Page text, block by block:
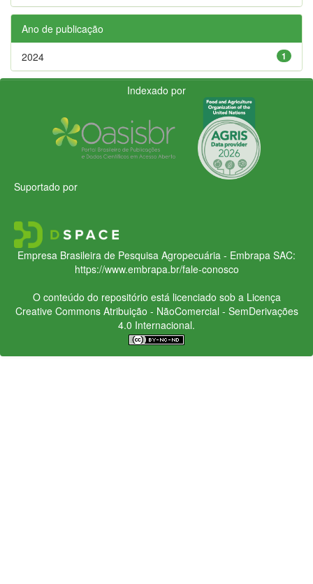
Ano de publicação
1
2024
Indexado por
Suportado por
Empresa Brasileira de Pesquisa Agropecuária - Embrapa SAC:
https://www.embrapa.br/fale-conosco
O conteúdo do repositório está licenciado sob a Licença
Creative CommonsAtribuição - NãoComercial - SemDerivações
4.0 Internacional.